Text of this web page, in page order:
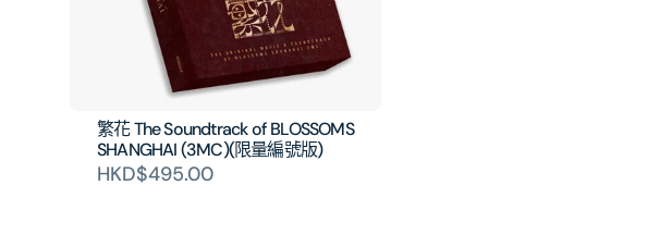
繁花 The Soundtrack of BLOSSOMS
SHANGHAI (3MC)(限量編號版)
HKD$495.00